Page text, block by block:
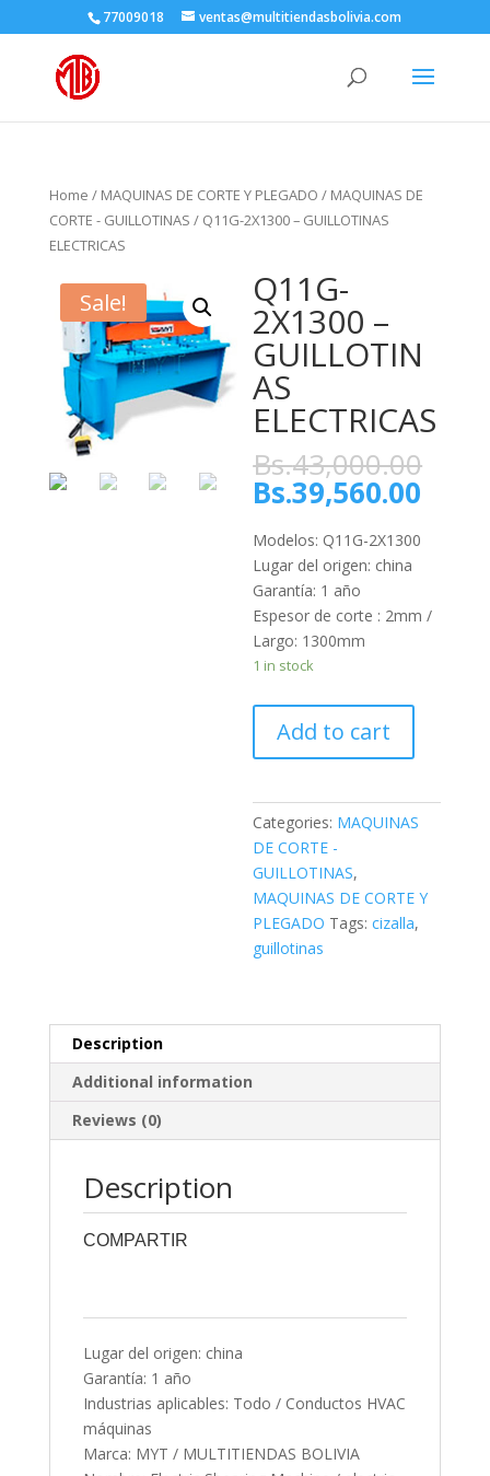
77009018 ventas@multitiendasbolivia.com
Home / MAQUINAS DE CORTE Y PLEGADO / MAQUINAS DE
CORTE - GUILLOTINAS / Q11G-2X1300 – GUILLOTINAS
ELECTRICAS
Sale! Q11G-
2X1300 –
GUILLOTIN
AS
ELECTRICAS
Bs.43,000.00
Bs.39,560.00
Modelos: Q11G-2X1300
Lugar del origen: china
Garantía: 1 año
Espesor de corte : 2mm /
Largo: 1300mm
1 in stock
2X1300
ELECTRICAS
quantity
Add to cart
Categories: MAQUINAS
DE CORTE -
GUILLOTINAS,
MAQUINAS DE CORTE Y
PLEGADO Tags:cizalla,
guillotinas
Description
Additional information
Reviews (0)
Description
COMPARTIR
Lugar del origen: china
Garantía: 1 año
Industrias aplicables: Todo / Conductos HVAC
máquinas
Marca: MYT / MULTITIENDAS BOLIVIA